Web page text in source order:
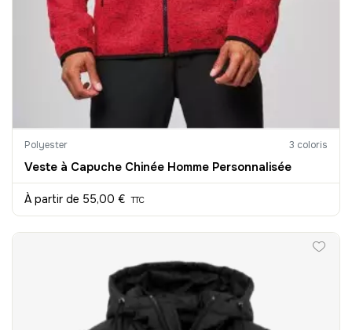
Polyester 3 coloris
Veste à Capuche Chinée Homme Personnalisée
À partir de 55,00 € TTC